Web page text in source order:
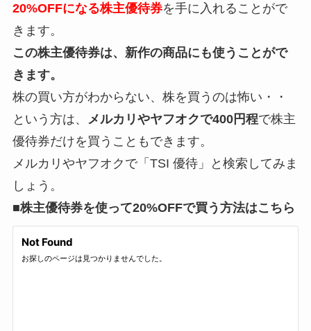
20%OFFになる株主優待券を手に入れることがで
きます。
この株主優待券は、新作の商品にも使うことがで
きます。
株の買い方がわからない、株を買うのは怖い・・
という方は、
メルカリやヤフオクで400円程で株主
優待券だけを買うこともできます。
メルカリやヤフオクで「TSI 優待」と検索してみま
しょう。
■株主優待券を使って20%OFFで買う方法はこちら